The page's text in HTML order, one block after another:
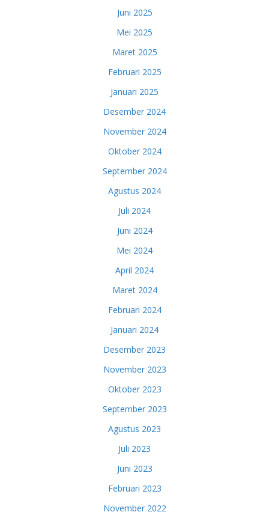
Juni 2025
Mei 2025
Maret 2025
Februari 2025
Januari 2025
Desember 2024
November 2024
Oktober 2024
September 2024
Agustus 2024
Juli 2024
Juni 2024
Mei 2024
April 2024
Maret 2024
Februari 2024
Januari 2024
Desember 2023
November 2023
Oktober 2023
September 2023
Agustus 2023
Juli 2023
Juni 2023
Februari 2023
November 2022